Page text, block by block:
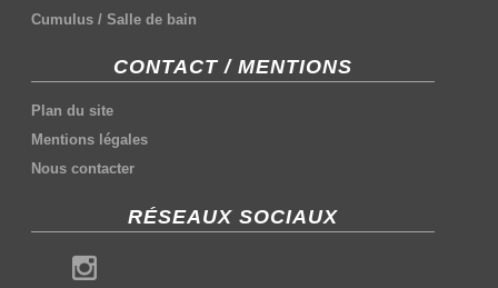
Cumulus /Salle de bain
CONTACT / MENTIONS
Plan du site
Mentions légales
Nous contacter
RÉSEAUX SOCIAUX